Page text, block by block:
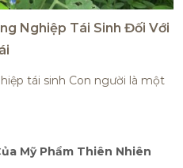
Nghiệp Tái Sinh Đối Với
tái sinh Con người là một
Mỹ Phẩm Thiên Nhiên